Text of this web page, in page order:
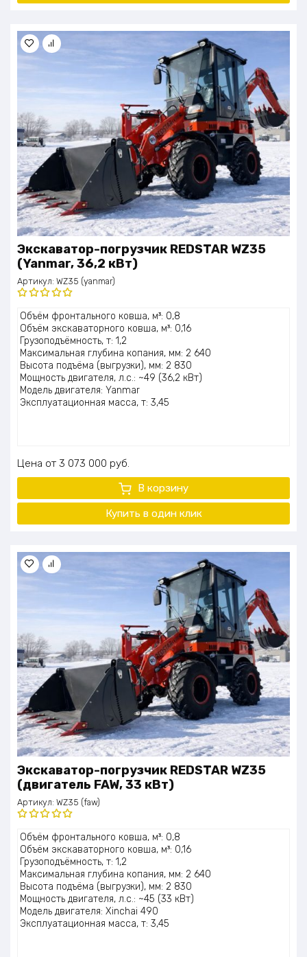
Экскаватор-погрузчик REDSTAR WZ35
(Yanmar, 36,2 кВт)
Артикул: WZ35 (yanmar)
Оценка
5.00из 5
Объём фронтального ковша, м³: 0,8
Объём экскаваторного ковша, м³: 0,16
Грузоподъёмность, т: 1,2
Максимальная глубина копания, мм: 2 640
Высота подъёма (выгрузки), мм: 2 830
Мощность двигателя, л.с.: ~49 (36,2 кВт)
Модель двигателя: Yanmar
Эксплуатационная масса, т: 3,45
Цена 3 073 000 руб.
В корзину
Купить в один клик
Экскаватор-погрузчик REDSTAR WZ35
(двигатель FAW, 33 кВт)
Артикул: WZ35 (faw)
Оценка
5.00из 5
Объём фронтального ковша, м³: 0,8
Объём экскаваторного ковша, м³: 0,16
Грузоподъёмность, т: 1,2
Максимальная глубина копания, мм: 2 640
Высота подъёма (выгрузки), мм: 2 830
Мощность двигателя, л.с.: ~45 (33 кВт)
Модель двигателя: Xinchai 490
Эксплуатационная масса, т: 3,45